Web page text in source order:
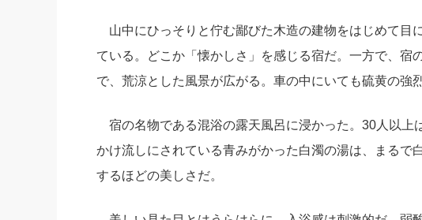
山中にひっそりと佇む鄙びた木造の建物をはじめて目
ている。どこか「懐かしさ」を感じる宿だ。一方で、宿
で、荒涼とした風景が広がる。車の中にいても硫黄の強
宿の名物である混浴の露天風呂に浸かった。30人以上
かけ流しにされている青みがかった白濁の湯は、まるで
するほどの美しさだ。